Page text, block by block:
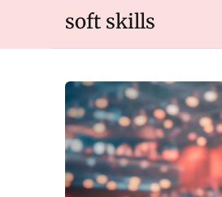
soft skills